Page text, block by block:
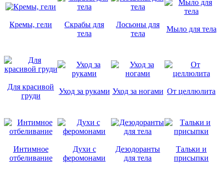
Кремы, гели
Скрабы для
тела
Лосьоны для
тела
Мыло для тела
Для красивой
груди
Уход за руками Уход за ногами От целлюлита
Интимное
отбеливание
Духи с
феромонами
Дезодоранты
для тела
Тальки и
присыпки